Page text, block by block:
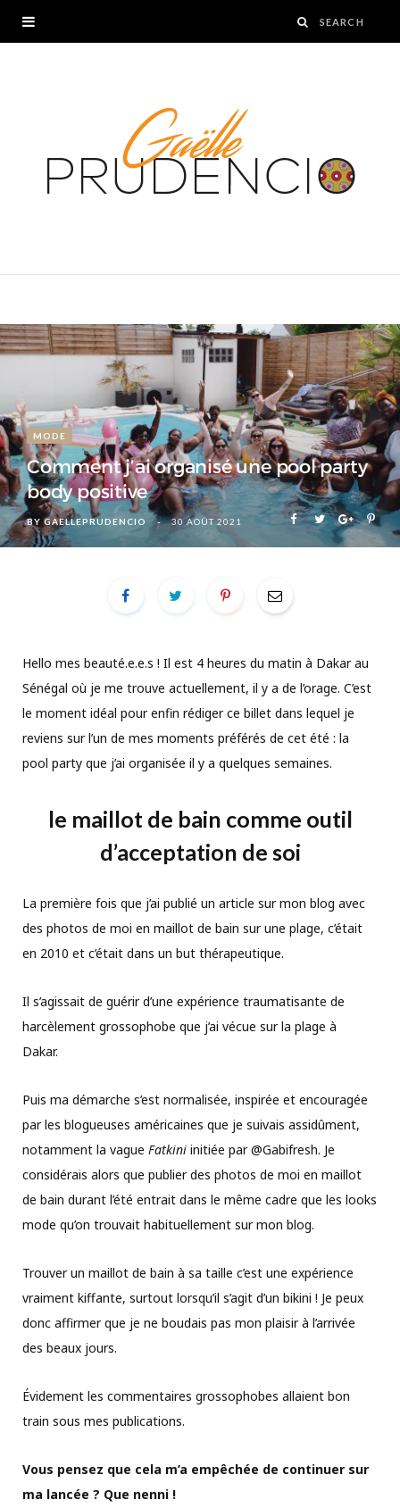
MODE
Comment j’ai organisé une pool party
body positive
BY GAELLEPRUDENCIO 30 AOÛT 2021
Hello mes beauté.e.e.s ! Il est 4 heures du matin à Dakar au
Sénégal où je me trouve actuellement, il y a de l’orage. C’est
le moment idéal pour enfin rédiger ce billet dans lequel je
reviens sur l’un de mes moments préférés de cet été : la
pool party que j’ai organisée il y a quelques semaines.
le maillot de bain comme outil
d’acceptation de soi
La première fois que j’ai publié un article sur mon blog avec
des photos de moi en maillot de bain sur une plage, c’était
en 2010 et c’était dans un but thérapeutique.
Il s’agissait de guérir d’une expérience traumatisante de
harcèlement grossophobe que j’ai vécue sur la plage à
Dakar.
Puis ma démarche s’est normalisée, inspirée et encouragée
par les blogueuses américaines que je suivais assidûment,
notamment la vague Fatkini initiée par @Gabifresh. Je
considérais alors que publier des photos de moi en maillot
de bain durant l’été entrait dans le même cadre que les looks
mode qu’on trouvait habituellement sur mon blog.
Trouver un maillot de bain à sa taille c’est une expérience
vraiment kiffante, surtout lorsqu’il s’agit d’un bikini ! Je peux
donc affirmer que je ne boudais pas mon plaisir à l’arrivée
des beaux jours.
Évidement les commentaires grossophobes allaient bon
train sous mes publications.
Vous pensez que cela m’a empêchée de continuer sur
ma lancée ? Que nenni !